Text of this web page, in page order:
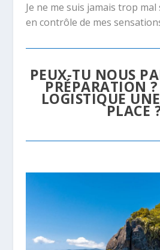
Je ne me suis jamais trop
en contrôle de mes
PEUX-TU NOUS
PRÉPARATION
LOGISTIQUE
PLACE